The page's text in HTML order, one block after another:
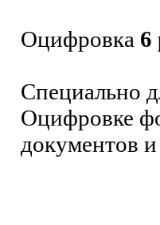
Оцифровка 6
Специально
Оцифровке
документов